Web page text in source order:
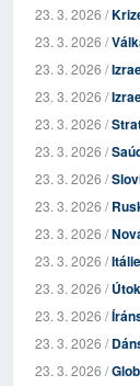
23. 3. 2026 /
23. 3. 2026 /
23. 3. 2026 /
23. 3. 2026 /
23. 3. 2026 /
23. 3. 2026 /
23. 3. 2026 /
23. 3. 2026 /
23. 3. 2026 /
23. 3. 2026 /
23. 3. 2026 /
23. 3. 2026 /
23. 3. 2026 /
23. 3. 2026 /